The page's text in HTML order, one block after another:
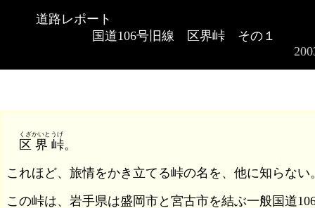
道路レポート
国道106号旧線 区界峠 その１
区 界 峠
くざかいとうげ
。
これほど、旅情をかき立てる峠の名を、他に知らない
この峠は、岩手県は盛岡市と宮古市を結ぶ一般国道